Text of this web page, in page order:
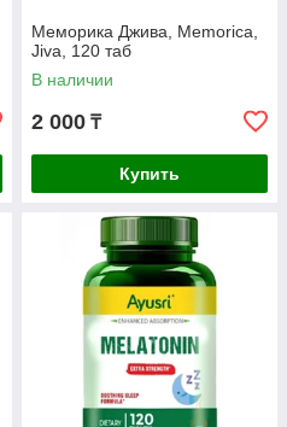
Меморика Джива, Memorica,
Jiva, 120 таб
В наличии
2 000 ₸
Купить